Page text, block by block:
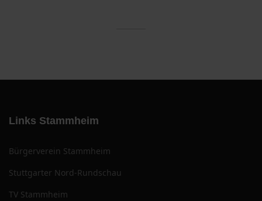
Links Stammheim
Bürgerverein Stammheim
Stuttgarter Nord-Rundschau
TV Stammheim